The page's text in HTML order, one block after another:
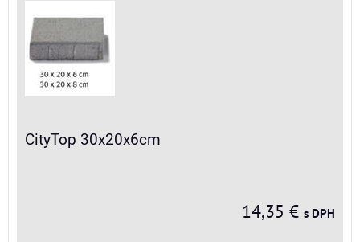
CityTop 30x20x6cm
14,35 € s DPH